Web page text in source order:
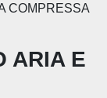
COMPRESSA
ARIA E